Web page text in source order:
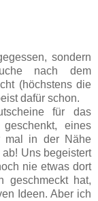
sondern
nach dem
(höchstens die
dafür schon.
für das
eines
mal in der Nähe
Uns begeistert
nie etwas dort
geschmeckt hat,
Ideen. Aber ich